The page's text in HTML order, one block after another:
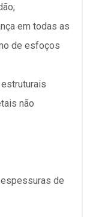
em todas as
de esfoços
não
de